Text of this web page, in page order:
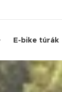
E-bike túrák